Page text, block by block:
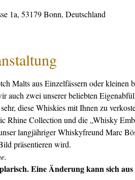
1a, 53179 Bonn, Deutschland
Malts aus Einzelfässern oder
auch zwei unserer beliebten
diese Whiskies mit Ihnen zu
Rhine Collection und die „Whisky
langjähriger Whiskyfreund Marc
präsentieren wird.
Eine Änderung kann sich